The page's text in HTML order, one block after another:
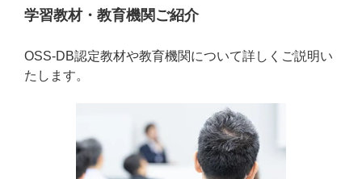
学習教材・教育機関ご紹介
OSS-DB認定教材や教育機関について詳しくご説明い
たします。